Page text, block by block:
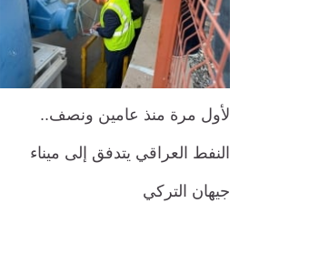
لأول مرة منذ عامين ونصف..
النفط العراقي يتدفق إلى ميناء
جيهان التركي